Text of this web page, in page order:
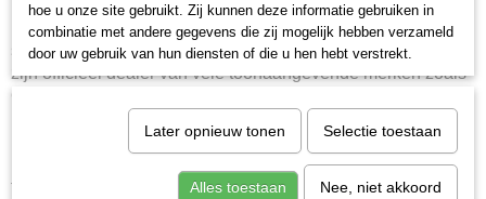
Laminaat kopen
Bij ons vindt u een uitgebreide collectie merken en de
scherpste prijzen uit Nederland. Zonder te vergelijken! Wij
zijn officieel dealer van vele toonaangevende merken zoals
Quick-step, Krono original, Balterio en Meister!
Laminaat online kopen
Dankzij onze continue jarenlange ervaring en goede relaties
in Nederland en de EU zijn wij in staat de beste prijzen aan
te bieden voor een breed assortiment A-collectie laminaten
hoe u onze site gebruikt. Zij kunnen deze informatie gebruiken in
combinatie met andere gegevens die zij mogelijk hebben verzameld
door uw gebruik van hun diensten of die u hen hebt verstrekt.
Later opnieuw tonen Selectie toestaan
Alles toestaan Nee, niet akkoord